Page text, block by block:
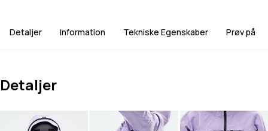
Detaljer Information Tekniske Egenskaber Prøv på
Detaljer